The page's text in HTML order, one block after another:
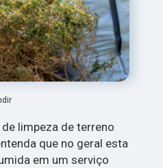
limpeza de terreno
que no geral esta
em um serviço